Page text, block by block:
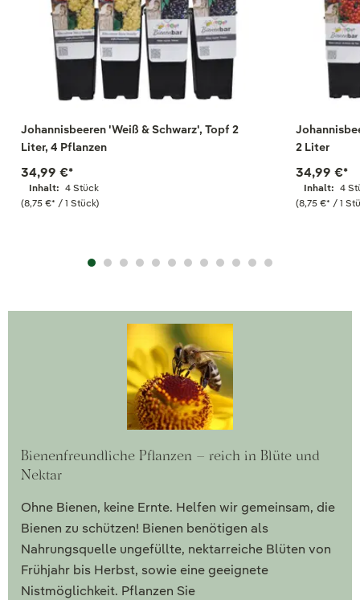
Johannisbeeren 'Weiß & Schwarz', Topf 2
Liter, 4 Pflanzen
Inhalt: 4 Stück
(8,75 €* / 1 Stück)
34,99 €*
2 Liter
Inhalt: 4
(8,75 €* / 1
34,99 €*
Bienenfreundliche Pflanzen – reich in Blüte und
Nektar
Ohne Bienen, keine Ernte. Helfen wir gemeinsam, die
Bienen zu schützen! Bienen benötigen als
Nahrungsquelle ungefüllte, nektarreiche Blüten von
Frühjahr bis Herbst, sowie eine geeignete
Nistmöglichkeit. Pflanzen Sie